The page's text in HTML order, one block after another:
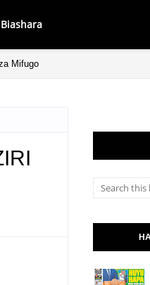
Biashara
Mifugo